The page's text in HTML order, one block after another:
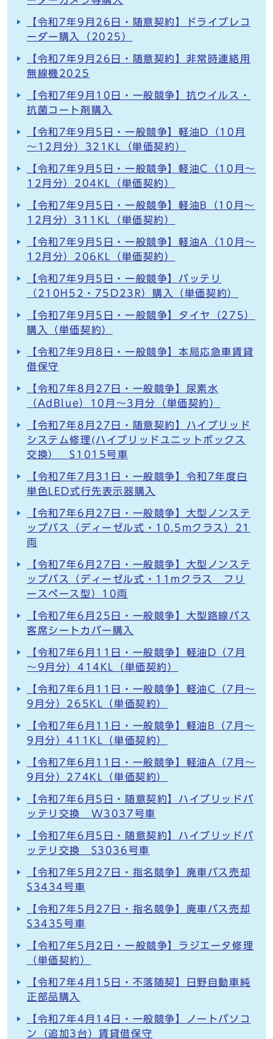
【令和7年9月26日・随意契約】ドライブレコ
ーダー購入（2025）
【令和7年9月26日・随意契約】非常時連絡用
無線機2025
【令和7年9月10日・一般競争】抗ウイルス・
抗菌コート剤購入
【令和7年9月5日・一般競争】軽油D（10月
～12月分）321KL（単価契約）
【令和7年9月5日・一般競争】軽油C（10月～
12月分）204KL（単価契約）
【令和7年9月5日・一般競争】軽油B（10月～
12月分）311KL（単価契約）
【令和7年9月5日・一般競争】軽油A（10月～
12月分）206KL（単価契約）
【令和7年9月5日・一般競争】バッテリ
（210H52・75D23R）購入（単価契約）
【令和7年9月5日・一般競争】タイヤ（275）
購入（単価契約）
【令和7年9月8日・一般競争】本局応急車賃貸
借保守
【令和7年8月27日・一般競争】尿素水
（AdBlue）10月～3月分（単価契約）
【令和7年8月27日・随意契約】ハイブリッド
システム修理(ハイブリッドユニットボックス
交換） S1015号車
【令和7年7月31日・一般競争】令和7年度白
単色LED式行先表示器購入
【令和7年6月27日・一般競争】大型ノンステ
ップバス（ディーゼル式・10.5mクラス）21
両
【令和7年6月27日・一般競争】大型ノンステ
ップバス（ディーゼル式・11mクラス フリ
ースペース型）10両
【令和7年6月25日・一般競争】大型路線バス
客席シートカバー購入
【令和7年6月11日・一般競争】軽油D（7月
～9月分）414KL（単価契約）
【令和7年6月11日・一般競争】軽油C（7月～
9月分）265KL（単価契約）
【令和7年6月11日・一般競争】軽油B（7月～
9月分）411KL（単価契約）
【令和7年6月11日・一般競争】軽油A（7月～
9月分）274KL（単価契約）
【令和7年6月5日・随意契約】ハイブリッドバ
ッテリ交換 W3037号車
【令和7年6月5日・随意契約】ハイブリッドバ
ッテリ交換 S3036号車
【令和7年5月27日・指名競争】廃車バス売却
S3434号車
【令和7年5月27日・指名競争】廃車バス売却
S3435号車
【令和7年5月2日・一般競争】ラジエータ修理
（単価契約）
【令和7年4月15日・不落随契】日野自動車純
正部品購入
【令和7年4月14日・一般競争】ノートパソコ
ン（追加3台）賃貸借保守